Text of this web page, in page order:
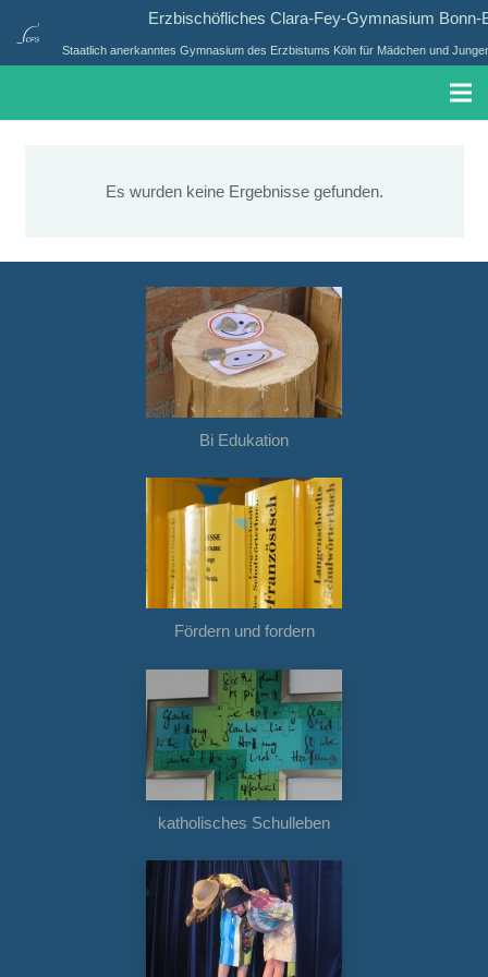
Erzbischöfliches Clara-Fey-Gymnasium Bonn-
Staatlich anerkanntes Gymnasium des Erzbistums Köln für Mädchen und
Es wurden keine Ergebnisse gefunden.
Bi Edukation
Fördern und fordern
katholisches Schulleben